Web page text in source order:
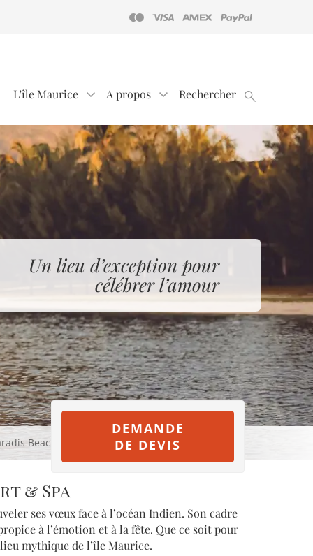
L'île Maurice A propos Rechercher
Un lieu d’exception pour
célébrer l’amour
Beachcomber Golf Resort & Spa
& Spa
ses vœux face à l’océan Indien. Son cadre
à l’émotion et à la fête. Que ce soit pour
mythique de l’île Maurice.
DEMANDE
DE DEVIS